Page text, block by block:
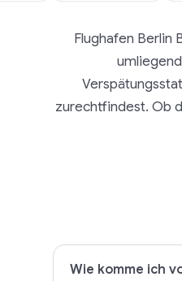
Flughafen Berlin
zurechtfindest. Ob
Wie komme ich